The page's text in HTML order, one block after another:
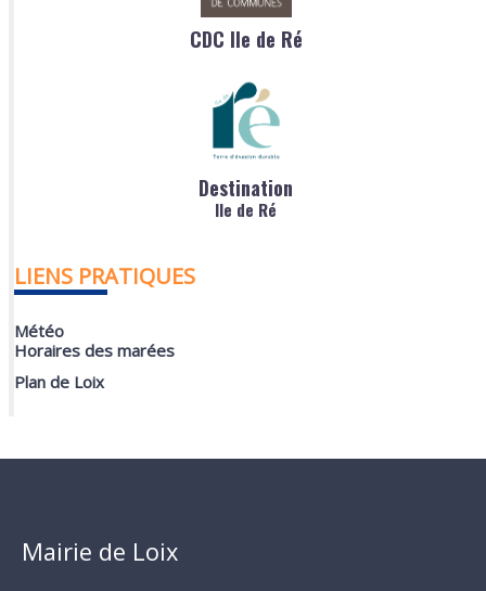
CDC Ile de Ré
Destination
Ile de Ré
LIENS PRATIQUES
Météo
Horaires des marées
Plan de Loix
Mairie de Loix